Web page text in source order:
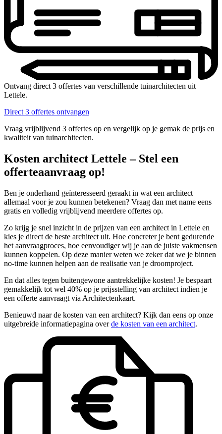
Ontvang direct 3 offertes van verschillende tuinarchitecten uit
Lettele.
Direct 3 offertes ontvangen
Vraag vrijblijvend 3 offertes op en vergelijk op je gemak de prijs en
kwaliteit van tuinarchitecten.
Kosten architect Lettele – Stel een
offerteaanvraag op!
Ben je onderhand geïnteresseerd geraakt in wat een architect
allemaal voor je zou kunnen betekenen? Vraag dan met name eens
gratis en volledig vrijblijvend meerdere offertes op.
Zo krijg je snel inzicht in de prijzen van een architect in Lettele en
kies je direct de beste architect uit. Hoe concreter je bent gedurende
het aanvraagproces, hoe eenvoudiger wij je aan de juiste vakmensen
kunnen koppelen. Op deze manier weten we zeker dat we je binnen
no-time kunnen helpen aan de realisatie van je droomproject.
En dat alles tegen buitengewone aantrekkelijke kosten! Je bespaart
gemakkelijk tot wel 40% op je prijsstelling van architect indien je
een offerte aanvraagt via Architectenkaart.
Benieuwd naar de kosten van een architect? Kijk dan eens op onze
uitgebreide informatiepagina overde kosten van een architect.